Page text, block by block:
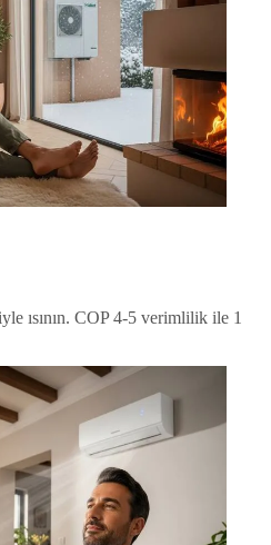
ısının. COP 4-5 verimlilik ile 1